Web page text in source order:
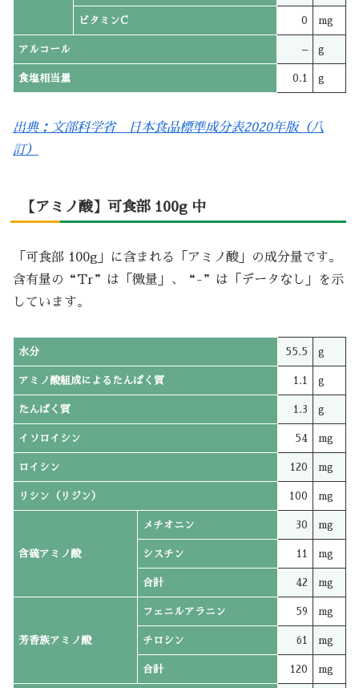
ビタミンC 0 mg
アルコール – g
食塩相当量 0.1 g
出典：文部科学省 日本食品標準成分表2020年版（八
訂）
【アミノ酸】可食部 100g 中
「可食部 100g」に含まれる「アミノ酸」の成分量です。
含有量の“Tr”は「微量」、“-”は「データなし」を示
しています。
水分 55.5 g
アミノ酸組成によるたんぱく質 1.1 g
たんぱく質 1.3 g
イソロイシン 54 mg
ロイシン 120 mg
リシン（リジン） 100 mg
含硫アミノ酸
メチオニン 30 mg
シスチン 11 mg
合計 42 mg
芳香族アミノ酸
フェニルアラニン 59 mg
チロシン 61 mg
合計 120 mg